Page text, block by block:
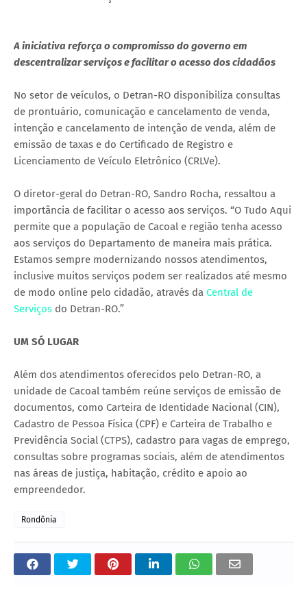
A iniciativa reforça o compromisso do governo em
descentralizar serviços e facilitar o acesso dos cidadãos
No setor de veículos, o Detran-RO disponibiliza consultas
de prontuário, comunicação e cancelamento de venda,
intenção e cancelamento de intenção de venda, além de
emissão de taxas e do Certificado de Registro e
Licenciamento de Veículo Eletrônico (CRLVe).
O diretor-geral do Detran-RO, Sandro Rocha, ressaltou a
importância de facilitar o acesso aos serviços. “O Tudo Aqui
permite que a população de Cacoal e região tenha acesso
aos serviços do Departamento de maneira mais prática.
Estamos sempre modernizando nossos atendimentos,
inclusive muitos serviços podem ser realizados até mesmo
de modo online pelo cidadão, através da Central de
Serviços do Detran-RO.”
UM SÓ LUGAR
Além dos atendimentos oferecidos pelo Detran-RO, a
unidade de Cacoal também reúne serviços de emissão de
documentos, como Carteira de Identidade Nacional (CIN),
Cadastro de Pessoa Física (CPF) e Carteira de Trabalho e
Previdência Social (CTPS), cadastro para vagas de emprego,
consultas sobre programas sociais, além de atendimentos
nas áreas de justiça, habitação, crédito e apoio ao
empreendedor.
Rondônia